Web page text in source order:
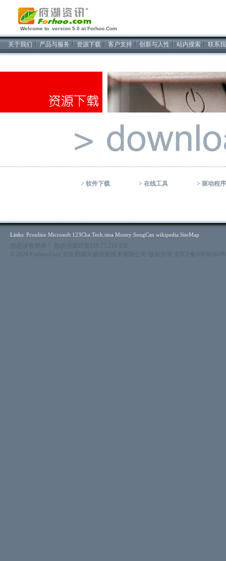
Welcome to version 5.0 at Forhoo.Com
关于我们 产品与服务 资源下载 客户支持 创新与人性 站内搜索 联系
> 软件下载 > 在线工具 > 驱动程序
Links: Pconline Microsoft 123Cha Tech.sina Money SongCan wikipedia SiteMap
您还没有登录！ 您的当前IP是216.73.216.150
© 2026 Forhoo.Com 北京府湖兴盛信息技术有限公司 版权所有
京ICP备10036263